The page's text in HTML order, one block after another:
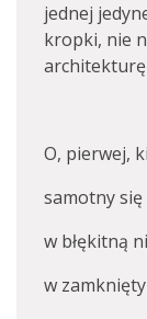
jednej
kropki, nie
architekturę
O, pierwej,
samotny się
w błękitną
w